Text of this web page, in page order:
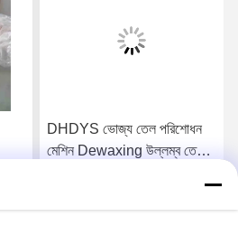
DHDYS ভোজ্য তেল পরিশোধন
মেশিন Dewaxing উল্লম্ব তেল
সেরা দাম পান